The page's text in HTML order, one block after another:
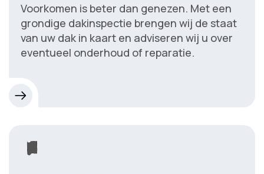
Voorkomen is beter dan genezen. Met een
grondige dakinspectie brengen wij de staat
van uw dak in kaart en adviseren wij u over
eventueel onderhoud of reparatie.